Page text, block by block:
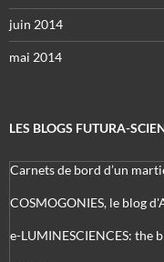
juin 2014
mai 2014
LES BLOGS FUTURA-
Carnets de bord d’un
COSMOGONIES, le blog
e-LUMINESCIENCES: the